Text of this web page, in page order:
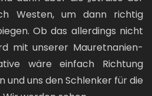
Westen, um dann richtig
Ob das allerdings nicht
mit unserer Mauretnanien-
wäre einfach Richtung
und uns den Schlenker für die